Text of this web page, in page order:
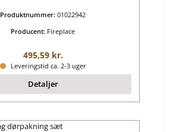
Produktnummer: 01022942
Producent: Fireplace
Almindelig pris:
495,59 kr.
Leveringstid ca. 2-3 uger
Detaljer